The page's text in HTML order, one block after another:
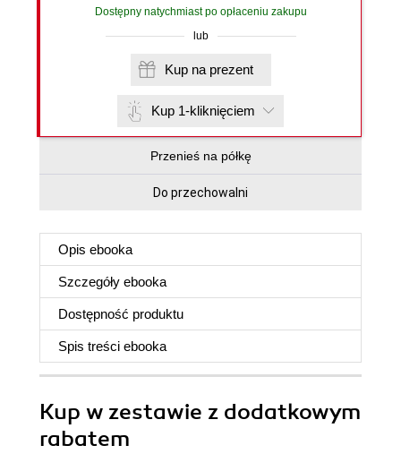
Dostępny natychmiast po opłaceniu zakupu
lub
Kup na prezent
Kup 1-kliknięciem
Przenieś na półkę
Do przechowalni
Opis ebooka
Szczegóły ebooka
Dostępność produktu
Spis treści ebooka
Kup w zestawie z dodatkowym
rabatem